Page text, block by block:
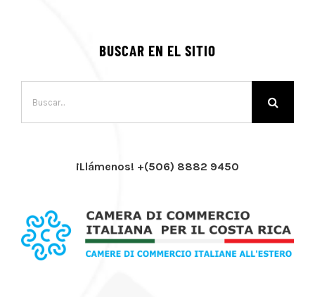
BUSCAR EN EL SITIO
¡Llámenos! +(506) 8882 9450